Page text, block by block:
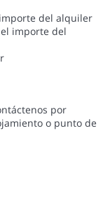
del alquiler
importe del
por
o punto de